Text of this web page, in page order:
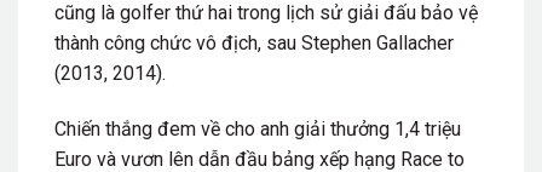
cũng là golfer thứ hai trong lịch sử giải đấu bảo vệ
thành công chức vô địch, sau Stephen Gallacher
(2013, 2014).
Chiến thắng đem về cho anh giải thưởng 1,4 triệu
Euro và vươn lên dẫn đầu bảng xếp hạng Race to